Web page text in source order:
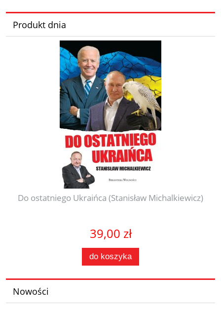
Produkt dnia
Do ostatniego Ukraińca (Stanisław Michalkiewicz)
39,00 zł
do koszyka
Nowości